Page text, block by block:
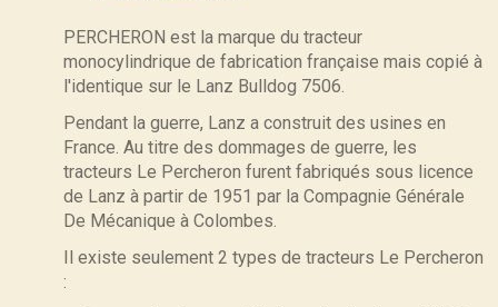
PERCHERON est la marque du tracteur
monocylindrique de fabrication française mais copié à
l'identique sur le Lanz Bulldog 7506.
Pendant la guerre, Lanz a construit des usines en
France. Au titre des dommages de guerre, les
tracteurs Le Percheron furent fabriqués sous licence
de Lanz à partir de 1951 par la Compagnie Générale
De Mécanique à Colombes.
Il existe seulement 2 types de tracteurs Le Percheron
: